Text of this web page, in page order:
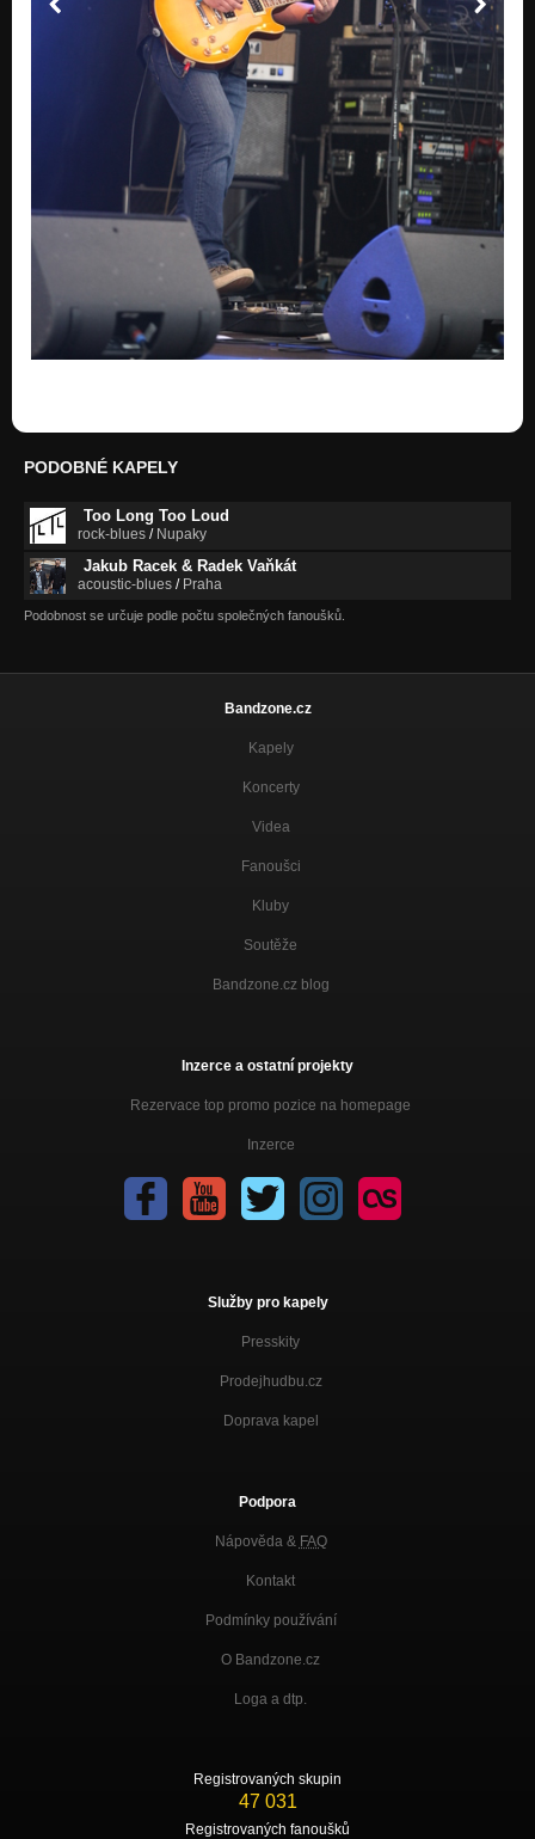
PODOBNÉ KAPELY
Too Long Too Loud
rock-blues / Nupaky
Jakub Racek & Radek Vaňkát
acoustic-blues / Praha
Podobnost se určuje podle počtu společných fanoušků.
Bandzone.cz
Kapely
Koncerty
Videa
Fanoušci
Kluby
Soutěže
Bandzone.cz blog
Inzerce a ostatní projekty
Rezervace top promo pozice na homepage
Inzerce
Služby pro kapely
Presskity
Prodejhudbu.cz
Doprava kapel
Podpora
Nápověda & FAQ
Kontakt
Podmínky používání
O Bandzone.cz
Loga a dtp.
Registrovaných skupin
47 031
Registrovaných fanoušků